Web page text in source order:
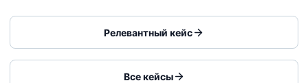
Релевантный кейс
Все кейсы